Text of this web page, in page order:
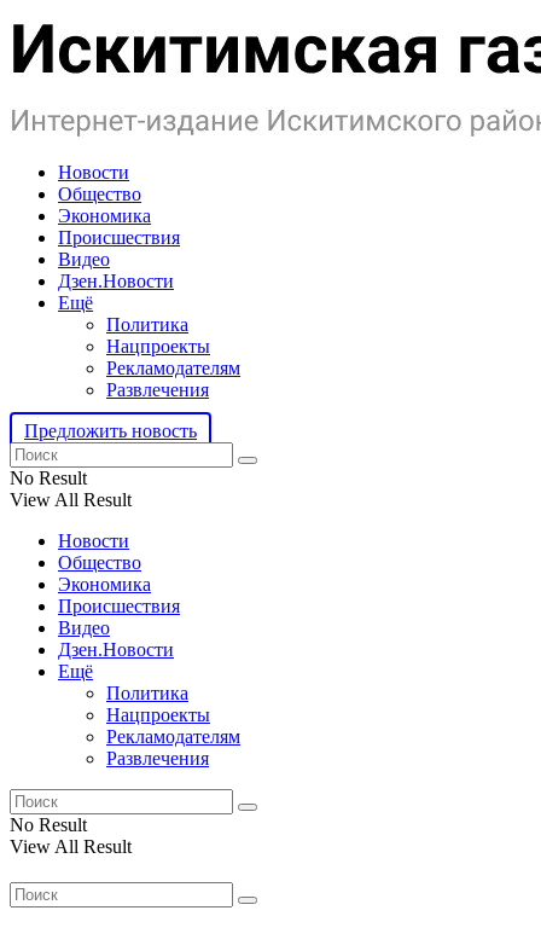
Новости
Общество
Экономика
Происшествия
Видео
Дзен.Новости
Ещё
Политика
Нацпроекты
Рекламодателям
Развлечения
Предложить новость
No Result
View All Result
Новости
Общество
Экономика
Происшествия
Видео
Дзен.Новости
Ещё
Политика
Нацпроекты
Рекламодателям
Развлечения
No Result
View All Result